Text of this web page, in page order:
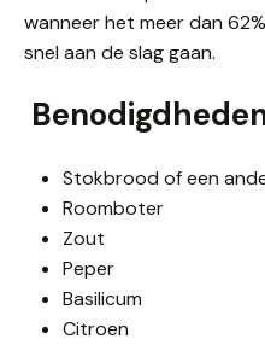
wanneer het meer dan
snel aan de slag gaan.
Stokbrood of een
Roomboter
Zout
Peper
Basilicum
Citroen